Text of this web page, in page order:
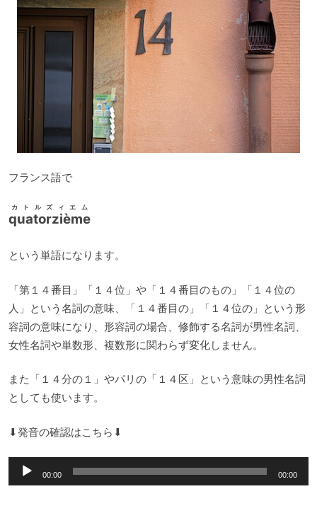
フランス語で
quatorzième
カトルズィエム
という単語になります。
「第１４番目」「１４位」や「１４番目のもの」「１４位の
人」という名詞の意味、「１４番目の」「１４位の」という形
容詞の意味になり、形容詞の場合、修飾する名詞が男性名詞、
女性名詞や単数形、複数形に関わらず変化しません。
また「１４分の１」やパリの「１４区」という意味の男性名詞
としても使います。
⬇︎発音の確認はこちら⬇︎
声
00:00 00:00